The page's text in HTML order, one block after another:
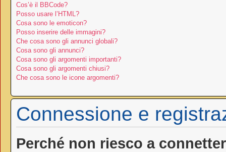
Cos’è il BBCode?
Posso usare l’HTML?
Cosa sono le emoticon?
Posso inserire delle immagini?
Che cosa sono gli annunci globali?
Cosa sono gli annunci?
Cosa sono gli argomenti importanti?
Cosa sono gli argomenti chiusi?
Che cosa sono le icone argomenti?
Connessione e
Perché non riesco a